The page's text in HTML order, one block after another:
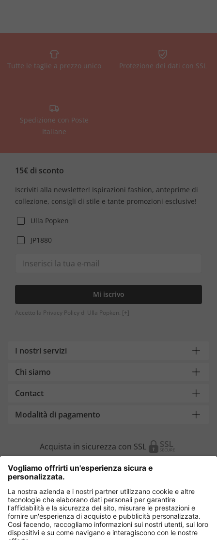
Tutte le taglie a prezzo unico Protezione dei dati con SSL
Spedizione con Poste
Italiane
15€ di sconto
Iscriviti alla newsletter! Ispirazioni fashion, anteprime di
collezione, consigli di stile e tante promozioni esclusive!
Ulla Popken
JP1880
Mi iscrivo
Accetto la Privacy Policy di Ulla Popken. [+]
I nostri servizi
Chi siamo
Contact
Modalità di pagamento
Acquista in sicurezza con SSL
Cambia Paese
Italia